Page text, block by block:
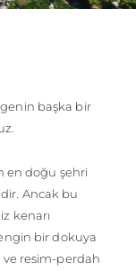
başka bir
en doğu şehri
Ancak bu
kenarı
bir dokuya
ve resim-perdah